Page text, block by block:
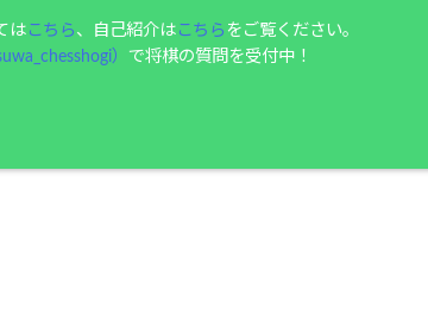
は こちら 、自己紹介は こちら をご覧ください。
） で将棋の質問を受付中！